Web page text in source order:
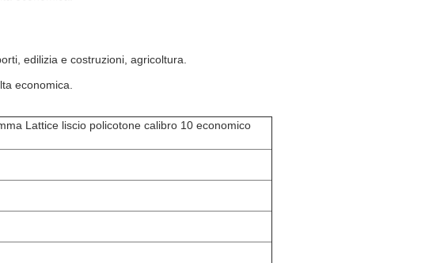
edilizia e costruzioni, agricoltura.
economica.
Lattice liscio policotone calibro 10 economico